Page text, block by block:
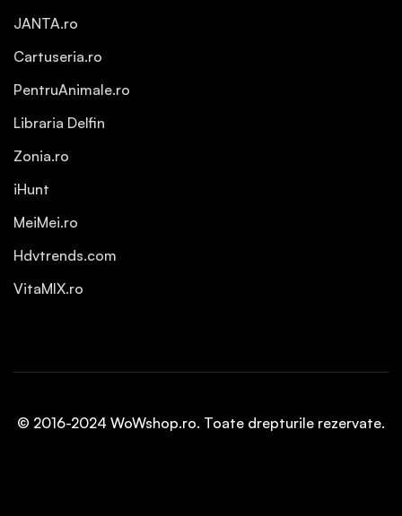
JANTA.ro
Cartuseria.ro
PentruAnimale.ro
Libraria Delfin
Zonia.ro
iHunt
MeiMei.ro
Hdvtrends.com
VitaMIX.ro
© 2016-2024 WoWshop.ro. Toate drepturile rezervate.